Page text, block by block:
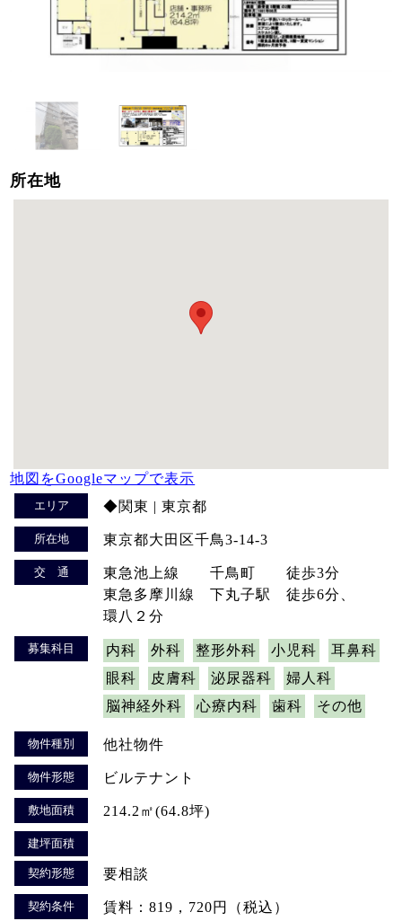
所在地
地図をGoogleマップで表示
エリア ◆関東 | 東京都
所在地 東京都大田区千鳥3-14-3
交 通
東急池上線 千鳥町 徒歩3分
東急多摩川線 下丸子駅 徒歩6分、
環八２分
募集科目 内科 外科 整形外科 小児科
耳鼻科
眼科
皮膚科 泌尿器科
婦人科
脳神経外科
心療内科 歯科 その他
物件種別 他社物件
物件形態 ビルテナント
敷地面積 214.2㎡(64.8坪)
建坪面積
契約形態 要相談
契約条件 賃料：819，720円（税込）